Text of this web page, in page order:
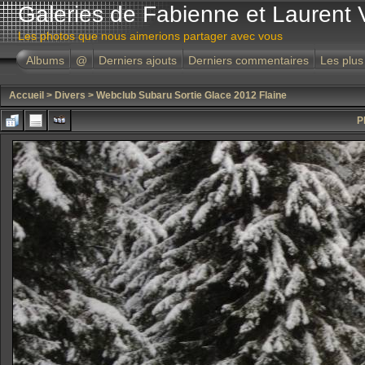
Galeries de Fabienne et Laurent
Les photos que nous aimerions partager avec vous
Albums
@ Derniers ajouts Derniers commentaires Les
Accueil > Divers > Webclub Subaru Sortie Glace 2012 Flaine